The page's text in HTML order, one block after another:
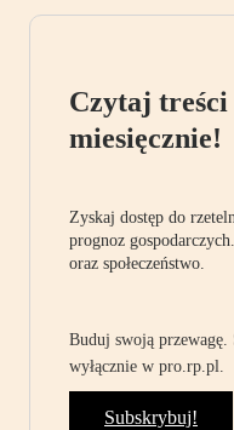
Czytaj treści
miesięcznie!
Zyskaj dostęp do
prognoz
oraz społeczeństwo.
Buduj swoją
wyłącznie w pro.rp.pl.
Subskrybuj!